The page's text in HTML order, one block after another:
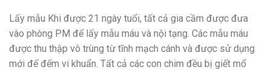
Lấy mẫu Khi được 21 ngày tuổi, tất cả gia cầm được đưa
vào phòng PM để lấy mẫu máu và nội tạng. Các mẫu máu
được thu thập vô trùng từ tĩnh mạch cánh và được sử dụng
mới để đếm vi khuẩn. Tất cả các con chim đều bị giết mổ